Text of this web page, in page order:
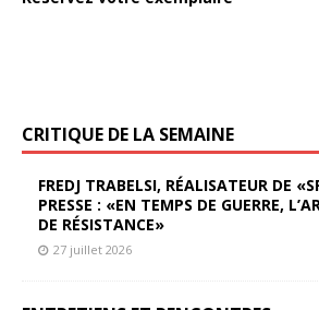
CRITIQUE DE LA SEMAINE
FREDJ TRABELSI, RÉALISATEUR DE
PRESSE : «EN TEMPS DE GUERRE,
DE RÉSISTANCE»
27 juillet 2026